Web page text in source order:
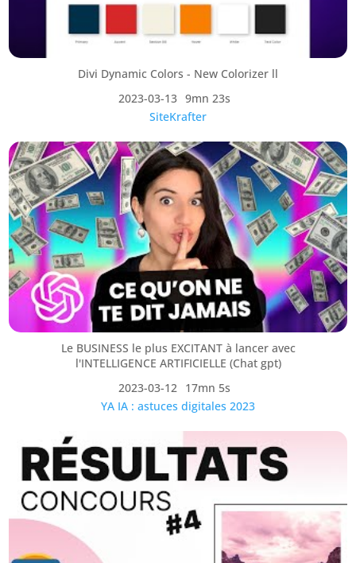
Divi Dynamic Colors - New Colorizer ll
2023-03-13 9mn 23s
SiteKrafter
Le BUSINESS le plus EXCITANT à lancer avec
l'INTELLIGENCE ARTIFICIELLE (Chat gpt)
2023-03-12
17mn 5s
YA IA : astuces digitales 2023